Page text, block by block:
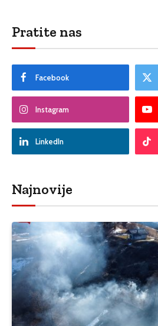
Pratite nas
Facebook
Instagram
LinkedIn
Najnovije